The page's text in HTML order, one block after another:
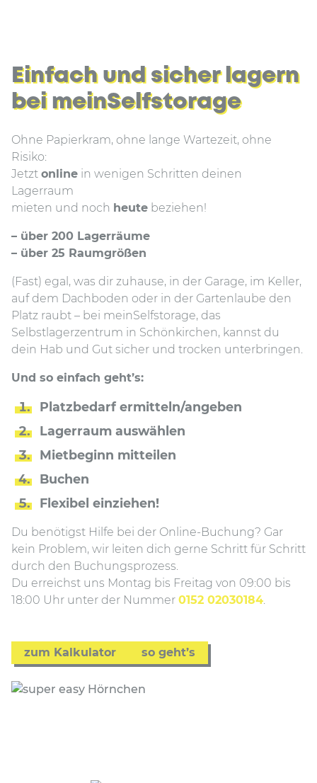
Einfach und sicher lagern
bei meinSelfstorage
Ohne Papierkram, ohne lange Wartezeit, ohne
Risiko:
Jetzt online in wenigen Schritten deinen
Lagerraum
mieten und noch heute beziehen!
– über 200 Lagerräume
– über 25 Raumgrößen
(Fast) egal, was dir zuhause, in der Garage, im Keller,
auf dem Dachboden oder in der Gartenlaube den
Platz raubt – bei meinSelfstorage, das
Selbstlagerzentrum in Schönkirchen, kannst du
dein Hab und Gut sicher und trocken unterbringen.
Und so einfach geht’s:
Platzbedarf ermitteln/angeben
Lagerraum auswählen
Mietbeginn mitteilen
Buchen
Flexibel einziehen!
Du benötigst Hilfe bei der Online-Buchung? Gar
kein Problem, wir leiten dich gerne Schritt für Schritt
durch den Buchungsprozess.
Du erreichst uns Montag bis Freitag von 09:00 bis
18:00 Uhr unter der Nummer 0152 02030184.
zum Kalkulator so geht’s